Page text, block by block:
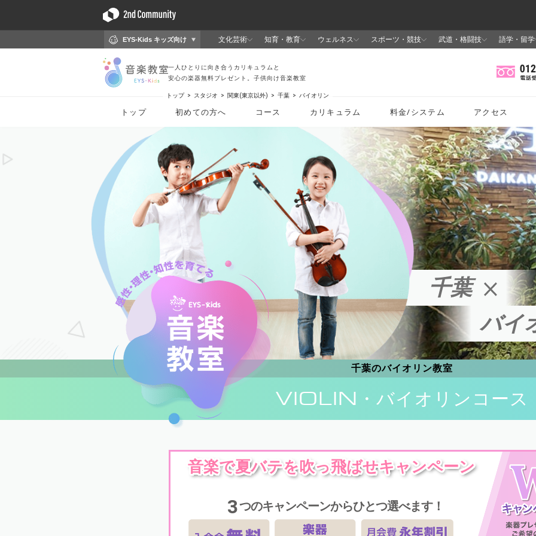
トップ スタジオ 関東(東京以外) 千葉 バイオリン
千葉
バイ
千葉のバイオリン教室
VIOLIN ・バイオリンコース
音楽で夏バテを吹っ飛ばせキャンペーン
3つのキャンペーンからひとつ選べます！